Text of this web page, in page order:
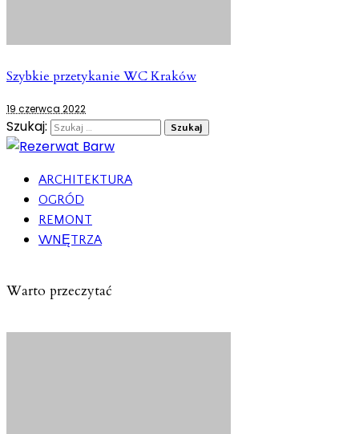
Szybkie przetykanie WC Kraków
19 czerwca 2022
Szukaj:
ARCHITEKTURA
OGRÓD
REMONT
WNĘTRZA
Warto przeczytać